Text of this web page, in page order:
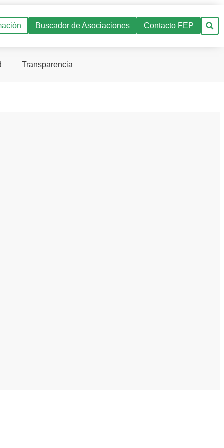
Buscador de Asociaciones Contacto FEP
Transparencia